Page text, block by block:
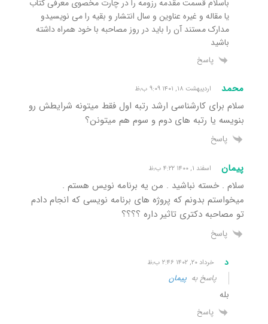
باسلام قسمت مقدمه رزومه را در چارت مخصوی معرفی کتاب
یا مقاله و غیره عناوین و سال انتشار و بقیه را می نویسیدو
مدارک مستند آن را باید در روز مصاحبه با خود همراه داشته
باشید
پاسخ
محمد اردیبهشت ۱۸, ۱۴۰۱ ۹:۰۹ ب٫ظ
سلام برای کارشناسی ارشد رتبه اول فقط میتونه شرایطش رو
بنویسه یا رتبه های دوم و سوم هم میتونن؟
پاسخ
پیمان اسفند ۱, ۱۴۰۰ ۴:۲۲ ب٫ظ
سلام . خسته نباشید . من یه برنامه نویس هستم .
میخواستم بدونم که پروژه های برنامه نویسی که انجام دادم
تو مصاحبه دکتری تاثیر داره ؟؟؟؟
پاسخ
د خرداد ۲۰, ۱۴۰۲ ۲:۴۶ ب٫ظ
پاسخ به پیمان
بله
پاسخ